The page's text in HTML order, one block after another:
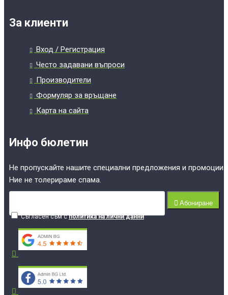
За клиенти
Вход / Регистрация
Често задавани въпроси
Производители
Формуляр за връщане
Карта на сайта
Инфо бюлетин
Не пропускайте нашите специални предложения и промоции.
Ние не толерираме спама.
Абониране
Съгласен съм сполитика на лични данни